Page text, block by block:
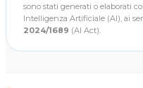
sono stati generati o elaborati
Intelligenza Artificiale (AI), ai
2024/1689 (AI Act).